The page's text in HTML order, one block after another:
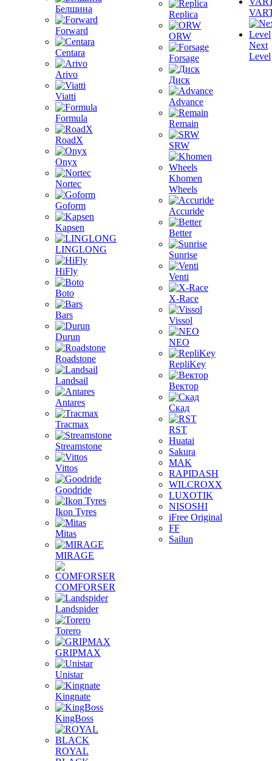
Белшина
Forward
Centara
Arivo
Viatti
Formula
RoadX
Onyx
Nortec
Goform
Kapsen
LINGLONG
HiFly
Boto
Bars
Durun
Roadstone
Landsail
Antares
Tracmax
Streamstone
Vittos
Goodride
Ikon Tyres
Mitas
MIRAGE
COMFORSER
Landspider
Torero
GRIPMAX
Unistar
Kingnate
KingBoss
ROYAL
Replica
ORW
Forsage
Диск
Advance
Remain
SRW
Khomen
Wheels
Accuride
Better
Sunrise
Venti
X-Race
Vissol
NEO
RepliKey
Вектор
Скад
RST
Huatai
Sakura
MAK
RAPIDASH
WILCROXX
LUXOTIK
NISOSHI
iFree Original
FF
Sailun
Next
Level